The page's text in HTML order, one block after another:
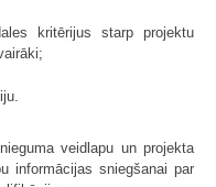
kritērijus starp projektu
veidlapu un projekta
informācijas sniegšanai par